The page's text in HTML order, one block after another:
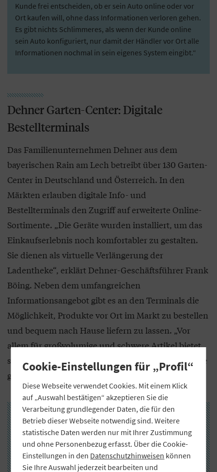
Kunde frei entscheiden, ob er sein Auto online oder vor
Ort kaufen will, ohne dass Informationen verloren gehen.
Es gibt nichts Schlimmeres, als wenn der Kunde online
sein Auto konfiguriert, nur damit der Händler vor Ort alle
Informationen nochmal in sein eigenes System eingibt.“
Dehner Garten-Center: Digitale
Bestellterminals
Das Familienunternehmen Dehner aus dem
bayerischen Rain am Lech betreibt über 130 Garten-
Center in Deutschland und Österreich. In den
Märkten erlauben digitale Info- und
Bestellterminals den Zugriff auf erweiterte Online-
Sortimente. „Die Geräte wurden installiert, um das
Einkaufserlebnis noch komfortabler zu gestalten.
Sie dienen als virtuelle Verlängerung der
Ladentheke“, erklärt Dehner-Geschäftsführer Frank
Böing. Neben dem umfangreichen
Informationsangebot gibt es an den Terminals die
Möglichkeit, Produkte vor Ort im Markt zu bestellen
und bequem nach Hause liefern zu lassen. „Vor
allem für großvolumige und schwere Artikel bietet
sich der Service an und wird von den Kunden gerne
genutzt“, sagt Böing.
Cookie-Einstellungen für „Profil“
Diese Webseite verwendet Cookies. Mit einem Klick
auf „Auswahl bestätigen“ akzeptieren Sie die
Verarbeitung grundlegender Daten, die für den
Betrieb dieser Webseite notwendig sind. Weitere
statistische Daten werden nur mit Ihrer Zustimmung
und ohne Personenbezug erfasst. Über die Cookie-
Einstellungen in den Datenschutzhinweisen können
Sie Ihre Auswahl jederzeit bearbeiten und